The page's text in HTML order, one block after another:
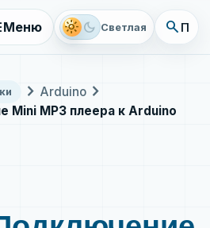
Меню light_mode dark_mode Светлая search
chevron_right Arduino chevron_right
Mini MP3 плеера к Arduino